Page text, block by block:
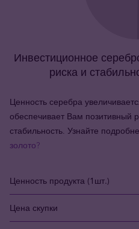
Инвестиционное
риска и
Ценность серебра
обеспечивает Вам позитивный
стабильность. Узнайте
золото?
Ценность продукта (1шт.)
Цена скупки